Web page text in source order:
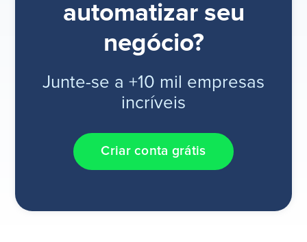
automatizar seu
negócio?
Junte-se a +10 mil empresas
incríveis
Criar conta grátis